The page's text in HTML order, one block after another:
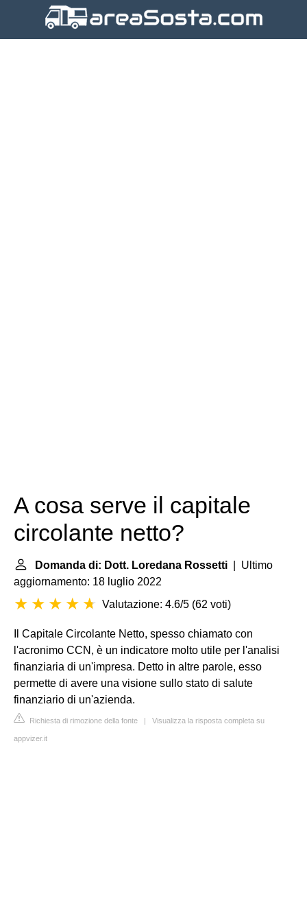
A cosa serve il capitale
circolante netto?
Domanda di: Dott. Loredana Rossetti | Ultimo
aggiornamento: 18 luglio 2022
Valutazione: 4.6/5 (62 voti)
Il Capitale Circolante Netto, spesso chiamato con
l'acronimo CCN, è un indicatore molto utile per l'analisi
finanziaria di un'impresa. Detto in altre parole, esso
permette di avere una visione sullo stato di salute
finanziario di un'azienda.
Richiesta di rimozione della fonte | Visualizza la risposta completa su
appvizer.it